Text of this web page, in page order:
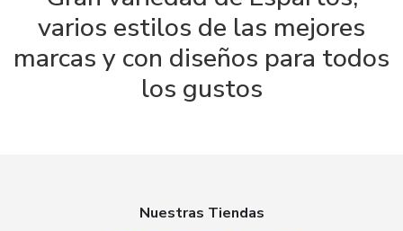
varios estilos de las mejores
marcas y con diseños para todos
los gustos
Nuestras Tiendas